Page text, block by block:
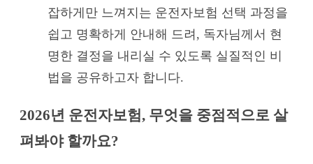
잡하게만 느껴지는 운전자보험 선택 과정을
쉽고 명확하게 안내해 드려, 독자님께서 현
명한 결정을 내리실 수 있도록 실질적인 비
법을 공유하고자 합니다.
2026년 운전자보험, 무엇을 중점적으로 살
펴봐야 할까요?